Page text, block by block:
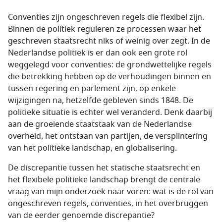
Conventies zijn ongeschreven regels die flexibel zijn.
Binnen de politiek reguleren ze processen waar het
geschreven staatsrecht niks of weinig over zegt. In de
Nederlandse politiek is er dan ook een grote rol
weggelegd voor conventies: de grondwettelijke regels
die betrekking hebben op de verhoudingen binnen en
tussen regering en parlement zijn, op enkele
wijzigingen na, hetzelfde gebleven sinds 1848. De
politieke situatie is echter wel veranderd. Denk daarbij
aan de groeiende staatstaak van de Nederlandse
overheid, het ontstaan van partijen, de versplintering
van het politieke landschap, en globalisering.
De discrepantie tussen het statische staatsrecht en
het flexibele politieke landschap brengt de centrale
vraag van mijn onderzoek naar voren: wat is de rol van
ongeschreven regels, conventies, in het overbruggen
van de eerder genoemde discrepantie?